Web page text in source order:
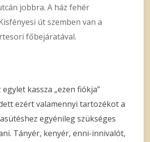
jobbra. A ház fehér
út szemben van a
főbejáratával.
egylet kassza „ezen fiókja”
ezért valamennyi tartozékot a
egyénileg szükséges
Tányér, kenyér, enni-innivalót,